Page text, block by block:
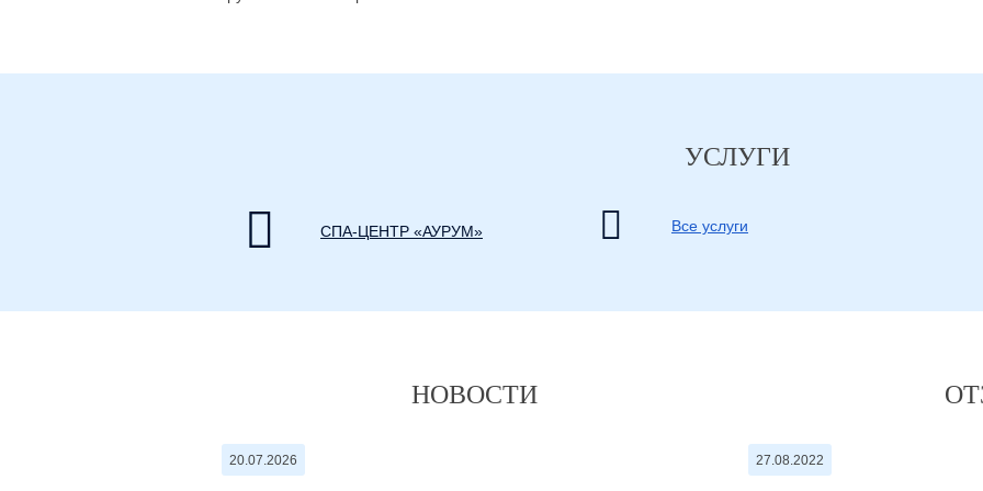
УСЛУГИ
СПА-ЦЕНТР «АУРУМ» Все услуги
НОВОСТИ
20.07.2026 27.08.2022